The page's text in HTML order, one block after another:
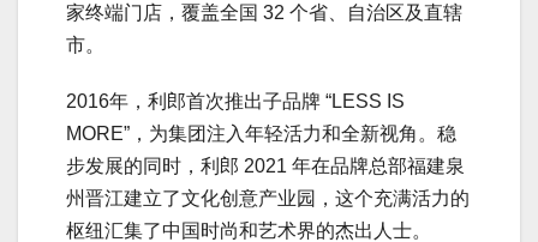
家终端门店，覆盖全国 32 个省、自治区及直辖
市。
2016年，利郎首次推出子品牌 “LESS IS
MORE”，为集团注入年轻活力和全新视角。稳
步发展的同时，利郎 2021 年在品牌总部福建泉
州晋江建立了文化创意产业园，这个充满活力的
枢纽汇集了中国时尚和艺术界的杰出人士。